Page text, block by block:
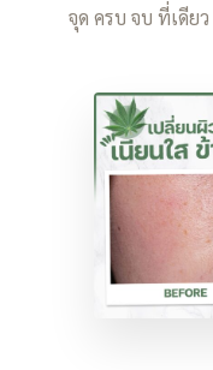
จุด ครบ จบ ที่เดีย